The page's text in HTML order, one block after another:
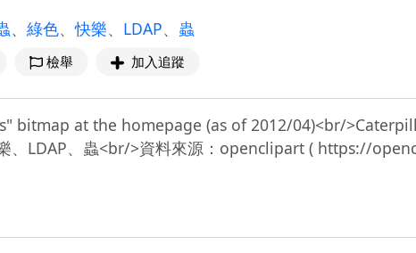
、 綠色、快樂、 LDAP、 蟲
檢舉 加入追蹤
bitmap at the homepage (as of 2012/04)<br/